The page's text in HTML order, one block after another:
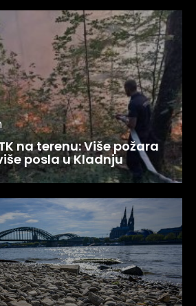
na terenu: Više požara
posla u Kladnju